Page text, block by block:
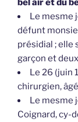
bel air et du
Le mesme
défunt
présidial ; elle
garçon et
Le 26 (juin
chirurgien,
Le mesme
Coignard, cy-